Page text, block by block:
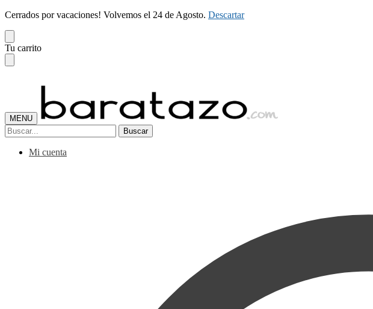
Cerrados por vacaciones! Volvemos el 24 de Agosto. Descartar
Skip
to
navigation
Skip
to
content
Tu carrito
MENU
Buscar
por:
Buscar
Mi cuenta